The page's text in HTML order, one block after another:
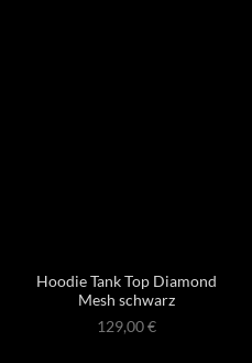
Hoodie Tank Top Diamond
Mesh schwarz
129,00€